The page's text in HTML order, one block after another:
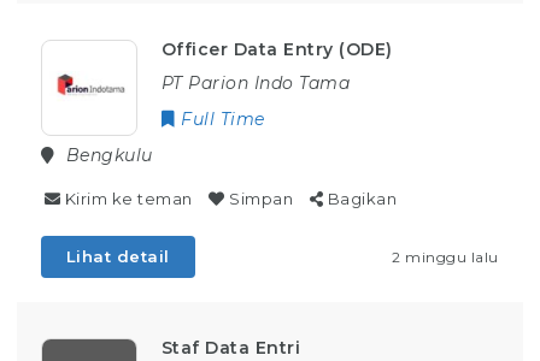
Officer Data Entry (ODE)
PT Parion Indo Tama
Full Time
Bengkulu
Kirim ke teman Simpan Bagikan
Lihat detail 2 minggu lalu
Staf Data Entri